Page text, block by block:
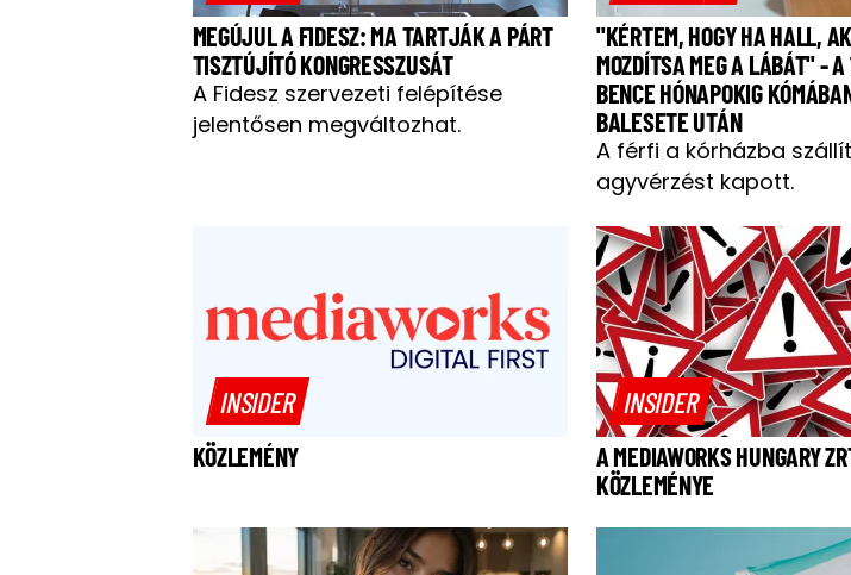
MEGÚJUL A FIDESZ: MA TARTJÁK A PÁRT
TISZTÚJÍTÓ KONGRESSZUSÁT
A Fidesz szervezeti felépítése
jelentősen megváltozhat.
"KÉRTEM, HOGY HA HALL,
MOZDÍTSA MEG A LÁBÁT" - A
BENCE HÓNAPOKIG
BALESETE UTÁN
A férfi a kórházba
agyvérzést kapott.
INSIDER
KÖZLEMÉNY
INSIDER
A MEDIAWORKS HUNGARY
KÖZLEMÉNYE